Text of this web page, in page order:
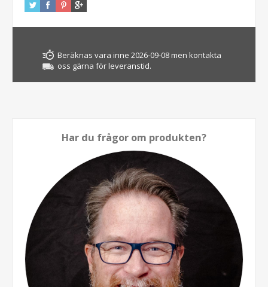
Beräknas vara inne 2026-09-08 men kontakta
oss gärna för leveranstid.
Har du frågor om produkten?